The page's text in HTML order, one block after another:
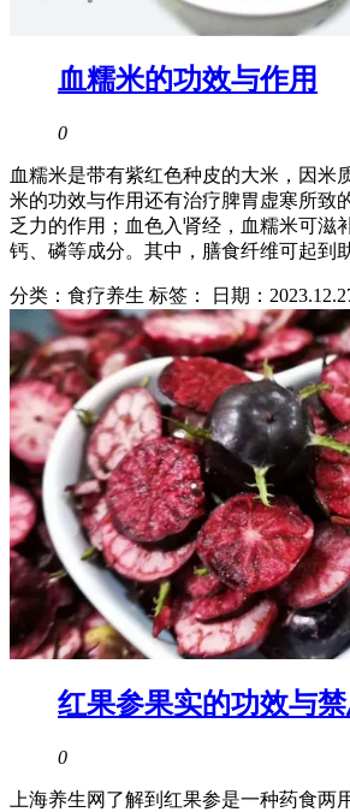
血糯米的功效与作用
0
血糯米是带有紫红色种皮的大米，因米
米的功效与作用还有治疗脾胃虚寒所致
乏力的作用；血色入肾经，血糯米可滋
钙、磷等成分。其中，膳食纤维可起到
分类：食疗养生 标签： 日期：
红果参果实的功效与
0
上海养生网了解到红果参是一种药食